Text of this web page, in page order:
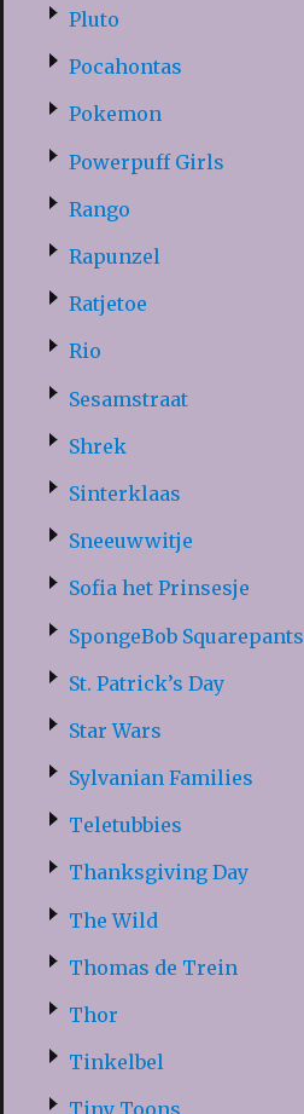
Pluto
Pocahontas
Pokemon
Powerpuff Girls
Rango
Rapunzel
Ratjetoe
Rio
Sesamstraat
Shrek
Sinterklaas
Sneeuwwitje
Sofia het Prinsesje
SpongeBob Squarepants
St. Patrick’s Day
Star Wars
Sylvanian Families
Teletubbies
Thanksgiving Day
The Wild
Thomas de Trein
Thor
Tinkelbel